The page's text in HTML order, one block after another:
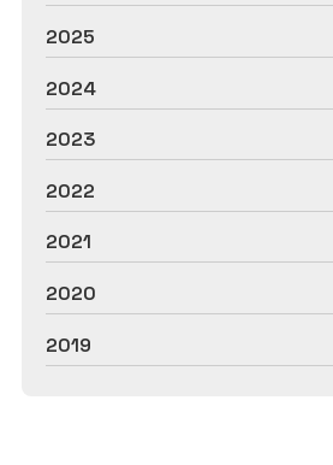
2025
2024
2023
2022
2021
2020
2019